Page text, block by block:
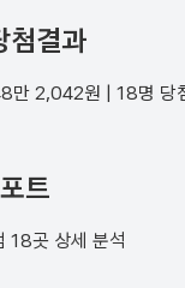
첨결과
만 2,042원 | 18명 당
트
18곳 상세 분석